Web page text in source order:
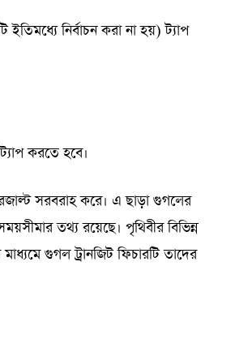
নির্বাচন করা না হয়) ট্যাপ
করতে হবে।
সরবরাহ করে। এ ছাড়া গুগলের
তথ্য রয়েছে। পৃথিবীর বিভিন্ন
গুগল ট্রানজিট ফিচারটি তাদের